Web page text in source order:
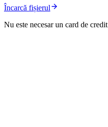
Încarcă fișierul
Nu este necesar un card de credit